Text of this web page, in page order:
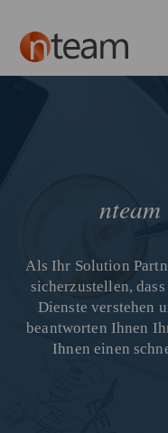
Als Ihr​ Solution
sicherzustellen,
Dienste verstehen
beantworten Ihnen
Ihnen einen